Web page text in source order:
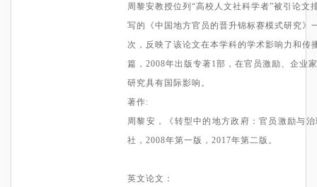
周黎安教授位列“高校人文社科学者”被 引论文
写的《中国地方官员的晋升锦标赛模式研究》
次，反映了该论文在本学科的学术影响力和传
篇，2008年出版专著1部，在官员激励、企业
研究具有国际影响 。
著作:
周黎安，
《转型中的地方政府：官员激励与
社 ，2008年第一版 ， 2017年第二版 。
英文论文：